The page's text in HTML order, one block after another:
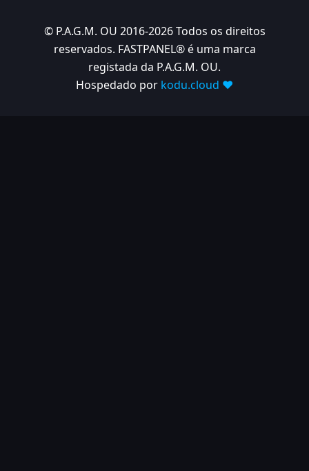
© P.A.G.M. OU 2016-2026 Todos os direitos
reservados. FASTPANEL® é uma marca
registada da P.A.G.M. OU.
Hospedado por kodu.cloud ❤️